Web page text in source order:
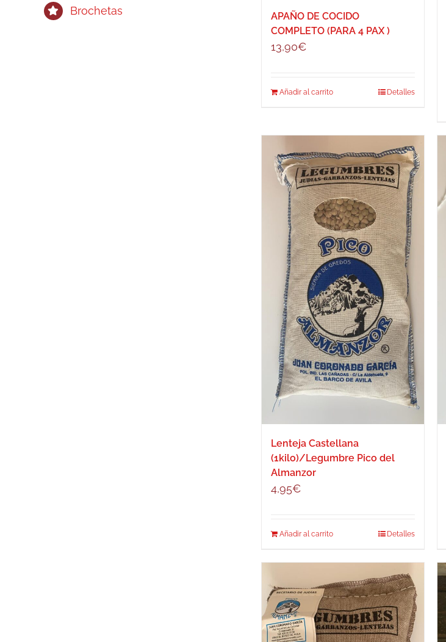
APAÑO DE COCIDO
COMPLETO (PARA 4 PAX )
13,90€
Añadir al carrito Detalles
Lenteja Castellana
(1kilo)/Legumbre Pico del
Almanzor
4,95€
Añadir al carrito Detalles
Brochetas